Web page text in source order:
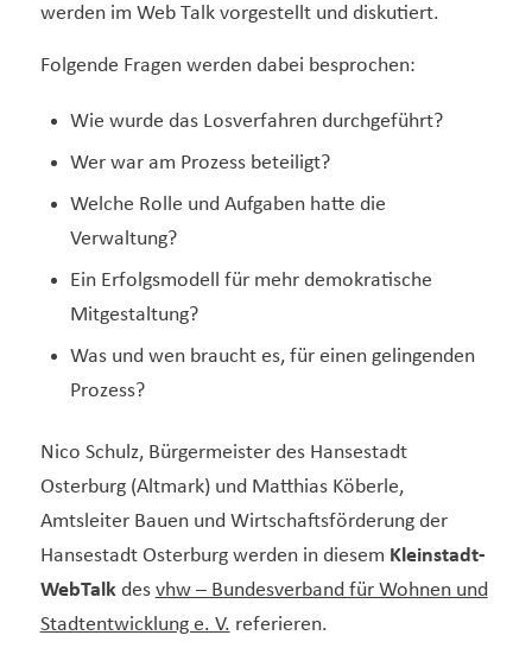
werden im Web Talk vorgestellt und diskutiert.
Folgende Fragen werden dabei besprochen:
Wie wurde das Losverfahren durchgeführt?
Wer war am Prozess beteiligt?
Welche Rolle und Aufgaben hatte die
Verwaltung?
Ein Erfolgsmodell für mehr demokratische
Mitgestaltung?
Was und wen braucht es, für einen gelingenden
Prozess?
Nico Schulz, Bürgermeister des Hansestadt
Osterburg (Altmark) und Matthias Köberle,
Amtsleiter Bauen und Wirtschaftsförderung der
Hansestadt Osterburg werden in diesem Kleinstadt-
WebTalkdes vhw – Bundesverband für Wohnen und
Stadtentwicklung e. V. referieren.